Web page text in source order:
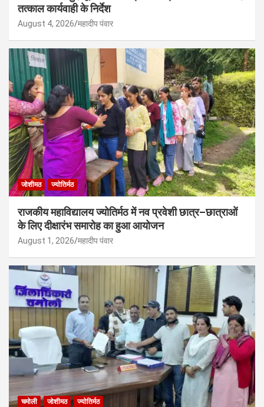
तत्काल कार्यवाही के निर्देश
August 4, 2026 महादीप पंवार
जोशीमठ ज्योतिर्मठ
राजकीय महाविद्यालय ज्योतिर्मठ में नव प्रवेशी छात्र–छात्राओं
के लिए दीक्षारंभ समारोह का हुआ आयोजन
August 1, 2026 महादीप पंवार
चमोली जोशीमठ ज्योतिर्मठ